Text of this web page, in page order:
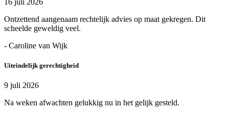
16 juli 2026
Ontzettend aangenaam rechtelijk advies op maat gekregen. Dit
scheelde geweldig veel.
- Caroline van Wijk
Uiteindelijk gerechtigheid
9 juli 2026
Na weken afwachten gelukkig nu in het gelijk gesteld.